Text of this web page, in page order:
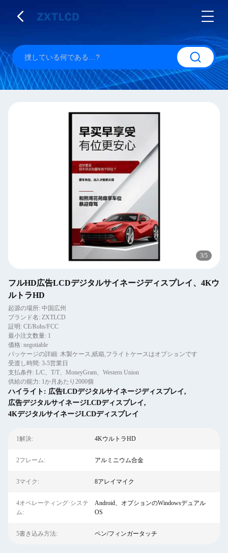
4/5
フルHD広告LCDデジタルサイネージディスプレイ、4Kウ
ルトラHD
起源の場所: 中国広州
ブランド名: ZXTLCD
証明: CE/Rohs/FCC
最小注文数量: 1
価格: negotiable
パッケージの詳細: 木製ケース,紙箱,フライトケースはオプションです
受渡し時間: 3-5営業日
支払条件: L/C、T/T、MoneyGram、Western Union
供給の能力: 1か月あたり2000個
ハイライト: 広告LCDデジタルサイネージディスプレイ,
広告デジタルサイネージLCDディスプレイ,
4KデジタルサイネージLCDディスプレイ
1解決: 4KウルトラHD
2フレーム: アルミニウム合金
3マイク: 8アレイマイク
4オペレーティング·システ
ム:
Android、オプションのWindowsデュアル
OS
5書き込み方法: ペン/フィンガータッチ